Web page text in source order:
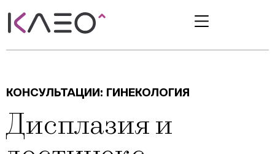
КОНСУЛЬТАЦИИ: ГИНЕКОЛОГИЯ
Дисплазия и